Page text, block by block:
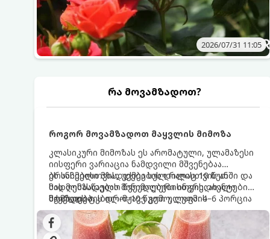
2026/07/31 11:05
რა მოვამზადოთ?
როგორ მოვამზადოთ მაყვლის მიმოზა
კლასიკური მიმოზას ეს არომატული, ულამაზესი
იისფერი ვარიაცია ნამდვილი მშვენებაა
ბრანჩებისთვის, უქმეების დილისთვის ან
სადღესასწაულო წვეულებებისთვის. ახალი
მაყვლის ტკბილ-მჟავე გემო, ლაიმის
ციტრუსოვანი არომატი და ცქრიალა ღვინის
ბუშტუკები ქმნის საოცრად დახვეწილ და
მაგრილებელ კოქტეილს.
ეს სასმელი მზადდება სულ რაღაც 10 წუთში და
მის მომზადებას მინიმალური ინგრედიენტები
სჭირდება.
მომზადების დრო: 10 წუთი ულუფა: 4–6 პორცია